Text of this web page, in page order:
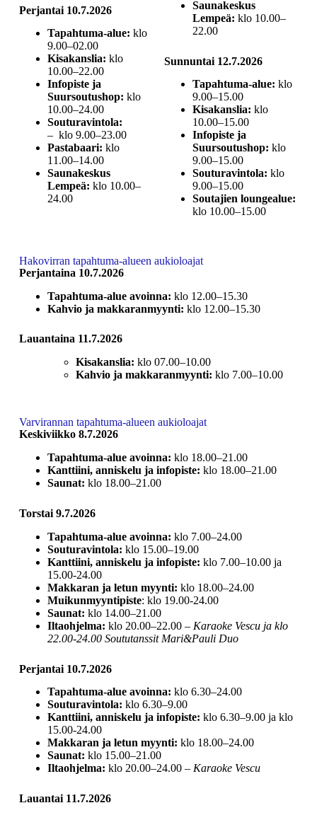
Perjantai 10.7.2026
Tapahtuma-alue: klo
9.00–02.00
Kisakanslia: klo
10.00–22.00
Infopiste ja
Suursoutushop: klo
10.00–24.00
Souturavintola:
– klo 9.00–23.00
Pastabaari: klo
11.00–14.00
Saunakeskus
Lempeä: klo 10.00–
24.00
Saunakeskus
Lempeä: klo 10.00–
22.00
Sunnuntai 12.7.2026
Tapahtuma-alue: klo
9.00–15.00
Kisakanslia: klo
10.00–15.00
Infopiste ja
Suursoutushop: klo
9.00–15.00
Souturavintola: klo
9.00–15.00
Soutajien loungealue:
klo 10.00–15.00
Hakovirran tapahtuma-alueen aukioloajat
Perjantaina 10.7.2026
Tapahtuma-alue avoinna: klo 12.00–15.30
Kahvio ja makkaranmyynti: klo 12.00–15.30
Lauantaina 11.7.2026
Kisakanslia: klo 07.00–10.00
Kahvio ja makkaranmyynti: klo 7.00–10.00
Varvirannan tapahtuma-alueen aukioloajat
Keskiviikko 8.7.2026
Tapahtuma-alue avoinna: klo 18.00–21.00
Kanttiini, anniskelu ja infopiste: klo 18.00–21.00
Saunat: klo 18.00–21.00
Torstai 9.7.2026
Tapahtuma-alue avoinna: klo 7.00–24.00
Souturavintola: klo 15.00–19.00
Kanttiini, anniskelu ja infopiste: klo 7.00–10.00 ja
15.00-24.00
Makkaran ja letun myynti: klo 18.00–24.00
Muikunmyyntipiste: klo 19.00-24.00
Saunat: klo 14.00–21.00
Iltaohjelma: klo 20.00–22.00 – Karaoke Vescu ja klo
22.00-24.00 Soututanssit Mari&Pauli Duo
Perjantai 10.7.2026
Tapahtuma-alue avoinna: klo 6.30–24.00
Souturavintola: klo 6.30–9.00
Kanttiini, anniskelu ja infopiste: klo 6.30–9.00 ja klo
15.00-24.00
Makkaran ja letun myynti: klo 18.00–24.00
Saunat: klo 15.00–21.00
Iltaohjelma: klo 20.00–24.00 – Karaoke Vescu
Lauantai 11.7.2026